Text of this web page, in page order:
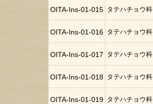
OITA-Ins-01-015 タテハチョウ科
OITA-Ins-01-016 タテハチョウ科
OITA-Ins-01-017 タテハチョウ科
OITA-Ins-01-018 タテハチョウ科
OITA-Ins-01-019 タテハチョウ科